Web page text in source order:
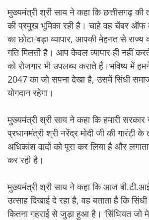
मुख्यमंत्री श्री साय ने कहा कि छत्तीसगढ़ की
की प्रमुख भूमिका रही है। चाहे वह चेंबर ऑफ
का छोटा-बड़ा व्यापार, आपकी मेहनत से राज्य
गति मिलती है। आप केवल व्यापार ही नहीं
को रोजगार भी उपलब्ध कराते हैं।भविष्य में
2047 का जो सपना देखा है, उसमें सिंधी
योगदान रहेगा।
मुख्यमंत्री श्री साय ने कहा कि हमारी सरकार
प्रधानमंत्री श्री नरेंद्र मोदी जी की गारंटी
अधिकांश वादों को पूरा कर लिया है और
कर रही है।
मुख्यमंत्री श्री साय ने कहा कि आज
उत्साह दिखाई दे रहा है, वह बताता है कि
कितना गहराई से जुड़ा हुआ है। ‘सिंधियत जो